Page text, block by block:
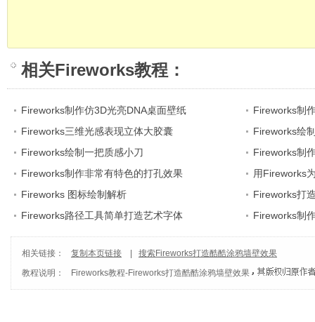
相关Fireworks教程 ：
Fireworks制作仿3D光亮DNA桌面壁纸
Fireworks制
Fireworks三维光感表现立体大胶囊
Fireworks绘
Fireworks绘制一把质感小刀
Fireworks制
Fireworks制作非常有特色的打孔效果
用Fireworks
Fireworks 图标绘制解析
Fireworks打
Fireworks路径工具简单打造艺术字体
Fireworks制
相关链接： 复制本页链接
搜索Fireworks打造酷酷涂鸦墙壁效果
教程说明：
Fireworks教程-Fireworks打造酷酷涂鸦墙壁效果